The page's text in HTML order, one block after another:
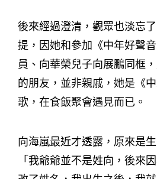
後來經過澄清，觀眾也淡忘
提，因她和參加《中年好聲
員、向華榮兒子向展鵬同框
的朋友，並非親戚，她是《
歌，在食飯聚會遇見而已。
向海嵐最近才透露，原來是
「我爺爺並不是姓向，後來